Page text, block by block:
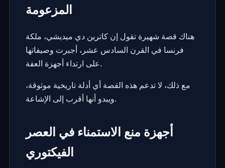
المزعومة
هناك قصة شهيرة تقول إن كاترين دي ميديشي، ملكة
فرنسا في القرن السادس عشر، أجبرت وصيفاتها
على ارتداء أجهزة العفة.
مع ذلك، لا تدعم هذه القصة أي أدلة تاريخية موثوقة،
ويبدو أنها أقرب إلى الإشاعة.
أجهزة منع الاستمناء في العصر
الفيكتوري